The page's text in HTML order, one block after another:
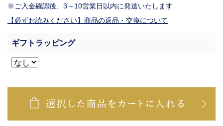
※ご入金確認後、3～10営業日以内に発送いたします
【必ずお読みください】商品の返品・交換について
ギフトラッピング